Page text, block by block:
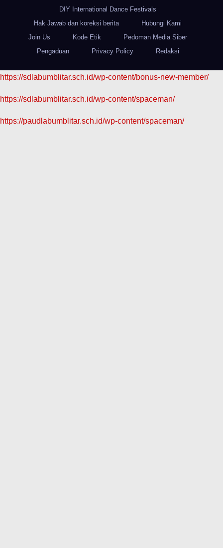
DIY International Dance Festivals
Hak Jawab dan koreksi berita
Hubungi Kami
Join Us
Kode Etik
Pedoman Media Siber
Pengaduan
Privacy Policy Redaksi
https://sdlabumblitar.sch.id/wp-content/bonus-new-member/
https://sdlabumblitar.sch.id/wp-content/spaceman/
https://paudlabumblitar.sch.id/wp-content/spaceman/